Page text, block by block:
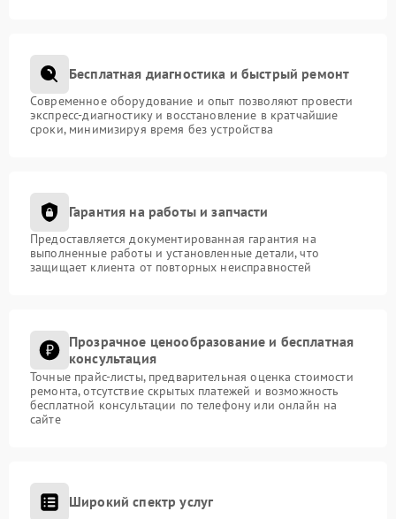
Бесплатная диагностика и быстрый ремонт
Современное оборудование и опыт позволяют провести
экспресс-диагностику и восстановление в кратчайшие
сроки, минимизируя время без устройства
Гарантия на работы и запчасти
Предоставляется документированная гарантия на
выполненные работы и установленные детали, что
защищает клиента от повторных неисправностей
Прозрачное ценообразование и бесплатная
консультация
Точные прайс-листы, предварительная оценка стоимости
ремонта, отсутствие скрытых платежей и возможность
бесплатной консультации по телефону или онлайн на
сайте
Широкий спектр услуг